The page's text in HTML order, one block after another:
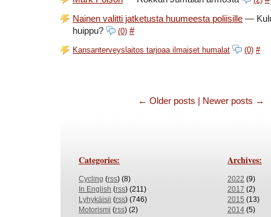
Nainen valitti jatketusta huumeesta poliisille —
huippu?
(0) #
Kansanterveyslaitos tarjoaa ilmaiset humalat (0) #
← Older posts Newer posts →
Categories:
Cycling (rss) (8)
In English (rss) (211)
Lyhykäisii (rss) (746)
Motorismi (rss) (2)
Archives:
2022 (9)
2017 (2)
2015 (13)
2014 (5)